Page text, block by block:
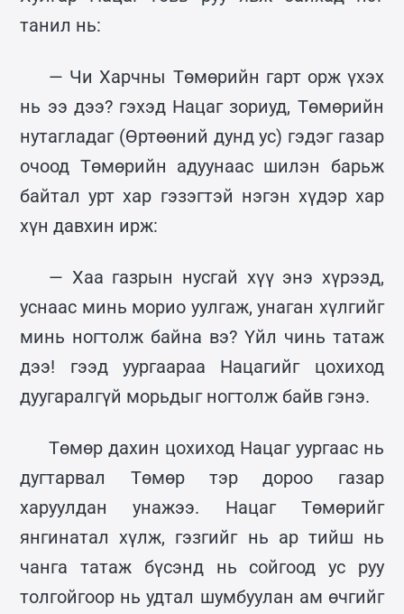
танил нь:
— Чи Харчны Төмөрийн гарт орж үхэх
нь ээ дээ? гэхэд Нацаг зориуд, Төмөрийн
нутагладаг (Өртөөний дунд ус) гэдэг газар
очоод Төмөрийн адуунаас шилэн барьж
байтал урт хар гэзэгтэй нэгэн хүдэр хар
хүн давхин ирж:
— Хаа газрын нусгай хүү энэ хүрээд,
уснаас минь морио уулгаж, унаган хүлгийг
минь ногтолж байна вэ? Үйл чинь татаж
дээ! гээд уургаараа Нацагийг цохиход
дуугаралгүй морьдыг ногтолж байв гэнэ.
Төмөр дахин цохиход Нацаг уургаас нь
дугтарвал Төмөр тэр дороо газар
харуулдан унажээ. Нацаг Төмөрийг
янгинатал хүлж, гэзгийг нь ар тийш нь
чанга татаж бүсэнд нь сойгоод ус руу
толгойгоор нь удтал шумбуулан ам өчгийг